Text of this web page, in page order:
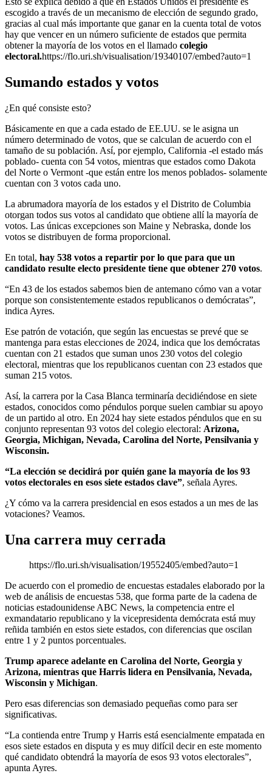
escogido a través de un mecanismo de elección de segundo grado,
gracias al cual más importante que ganar en la cuenta total de votos
hay que vencer en un número suficiente de estados que permita
obtener la mayoría de los votos en el llamado colegio
electoral.https://flo.uri.sh/visualisation/19340107/embed?auto=1
Sumando estados y votos
¿En qué consiste esto?
Básicamente en que a cada estado de EE.UU. se le asigna un
número determinado de votos, que se calculan de acuerdo con el
tamaño de su población. Así, por ejemplo, California -el estado más
poblado- cuenta con 54 votos, mientras que estados como Dakota
del Norte o Vermont -que están entre los menos poblados- solamente
cuentan con 3 votos cada uno.
La abrumadora mayoría de los estados y el Distrito de Columbia
otorgan todos sus votos al candidato que obtiene allí la mayoría de
votos. Las únicas excepciones son Maine y Nebraska, donde los
votos se distribuyen de forma proporcional.
En total, hay 538 votos a repartir por lo que para que un
candidato resulte electo presidente tiene que obtener 270 votos.
“En 43 de los estados sabemos bien de antemano cómo van a votar
porque son consistentemente estados republicanos o demócratas”,
indica Ayres.
Ese patrón de votación, que según las encuestas se prevé que se
mantenga para estas elecciones de 2024, indica que los demócratas
cuentan con 21 estados que suman unos 230 votos del colegio
electoral, mientras que los republicanos cuentan con 23 estados que
suman 215 votos.
Así, la carrera por la Casa Blanca terminaría decidiéndose en siete
estados, conocidos como péndulos porque suelen cambiar su apoyo
de un partido al otro. En 2024 hay siete estados péndulos que en su
conjunto representan 93 votos del colegio electoral: Arizona,
Georgia, Michigan, Nevada, Carolina del Norte, Pensilvania y
Wisconsin.
“La elección se decidirá por quién gane la mayoría de los 93
votos electorales en esos siete estados clave”, señala Ayres.
¿Y cómo va la carrera presidencial en esos estados a un mes de las
votaciones? Veamos.
Una carrera muy cerrada
https://flo.uri.sh/visualisation/19552405/embed?auto=1
De acuerdo con el promedio de encuestas estadales elaborado por la
web de análisis de encuestas 538, que forma parte de la cadena de
noticias estadounidense ABC News, la competencia entre el
exmandatario republicano y la vicepresidenta demócrata está muy
reñida también en estos siete estados, con diferencias que oscilan
entre 1 y 2 puntos porcentuales.
Trump aparece adelante en Carolina del Norte, Georgia y
Arizona, mientras que Harris lidera en Pensilvania, Nevada,
Wisconsin y Michigan.
Pero esas diferencias son demasiado pequeñas como para ser
significativas.
“La contienda entre Trump y Harris está esencialmente empatada en
esos siete estados en disputa y es muy difícil decir en este momento
qué candidato obtendrá la mayoría de esos 93 votos electorales”,
apunta Ayres.